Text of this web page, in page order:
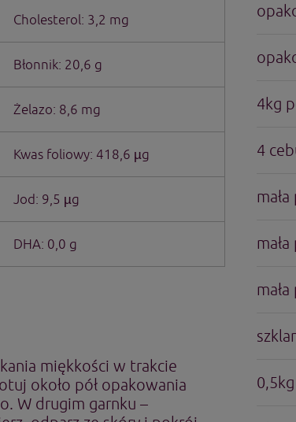
Cholesterol: 3,2 mg
Błonnik: 20,6 g
Żelazo: 8,6 mg
Kwas foliowy: 418,6 µg
Jod: 9,5 µg
DHA: 0,0 g
miękkości w trakcie
około pół opakowania
W drugim garnku –
4kg
4